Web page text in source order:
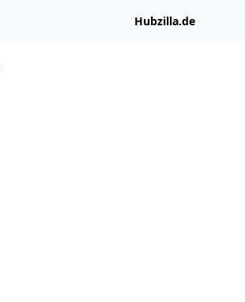
Hubzilla.de